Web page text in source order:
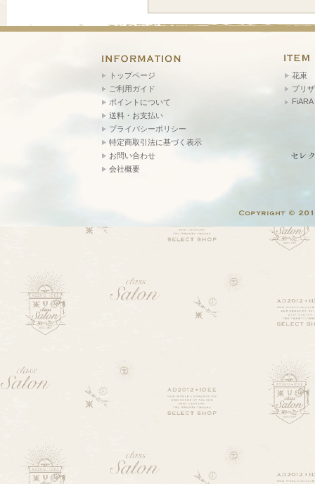
トップページ
ご利用ガイド
ポイントについて
送料・お支払い
プライバシーポリシー
特定商取引法に基づく表示
お問い合わせ
会社概要
花束
プリ
FiARA